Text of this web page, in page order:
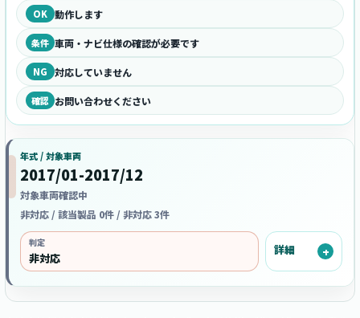
OK 動作します
条件 車両・ナビ仕様の確認が必要です
NG 対応していません
確認 お問い合わせください
年式 / 対象車両
2017/01-2017/12
対象車両確認中
非対応 / 該当製品 0件 / 非対応 3件
判定
非対応
詳細